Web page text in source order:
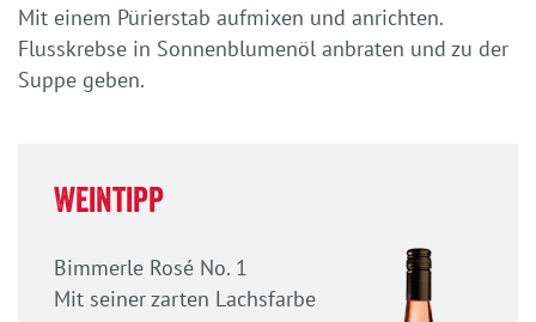
Mit einem Pürierstab aufmixen und anrichten.
Flusskrebse in Sonnenblumenöl anbraten und zu der
Suppe geben.
Weintipp
Bimmerle Rosé No. 1
Mit seiner zarten Lachsfarbe